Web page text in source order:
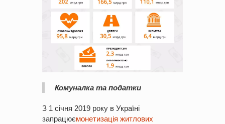
Комуналка та податки
З 1 січня 2019 року в Україні
запрацюємонетизація житлових